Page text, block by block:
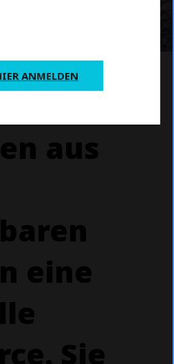
aus
eine
Sie
ANMELDEN